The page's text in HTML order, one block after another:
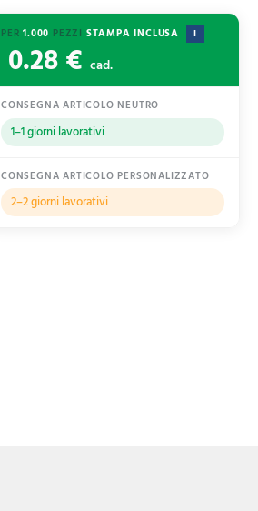
PER1.000 PEZZI STAMPA INCLUSA I
0.28 € cad.
CONSEGNA ARTICOLO NEUTRO
1–1 giorni lavorativi
CONSEGNA ARTICOLO PERSONALIZZATO
2–2 giorni lavorativi